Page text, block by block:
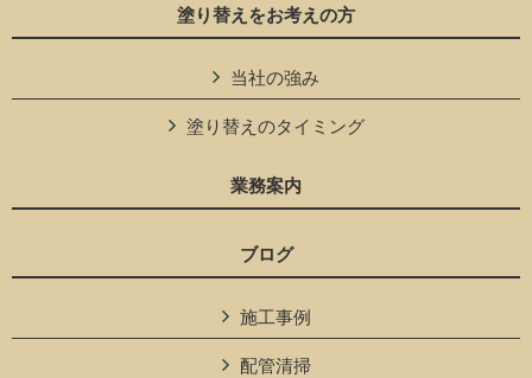
塗り替えをお考えの方
当社の強み
塗り替えのタイミング
業務案内
ブログ
施工事例
配管清掃